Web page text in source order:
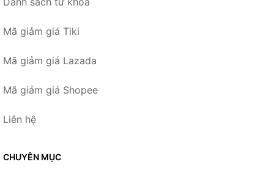
Mã giảm giá Tiki
Mã giảm giá Lazada
Mã giảm giá Shopee
Liên hệ
CHUYÊN MỤC